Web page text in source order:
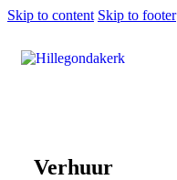
Skip to content Skip to footer
Verhuur